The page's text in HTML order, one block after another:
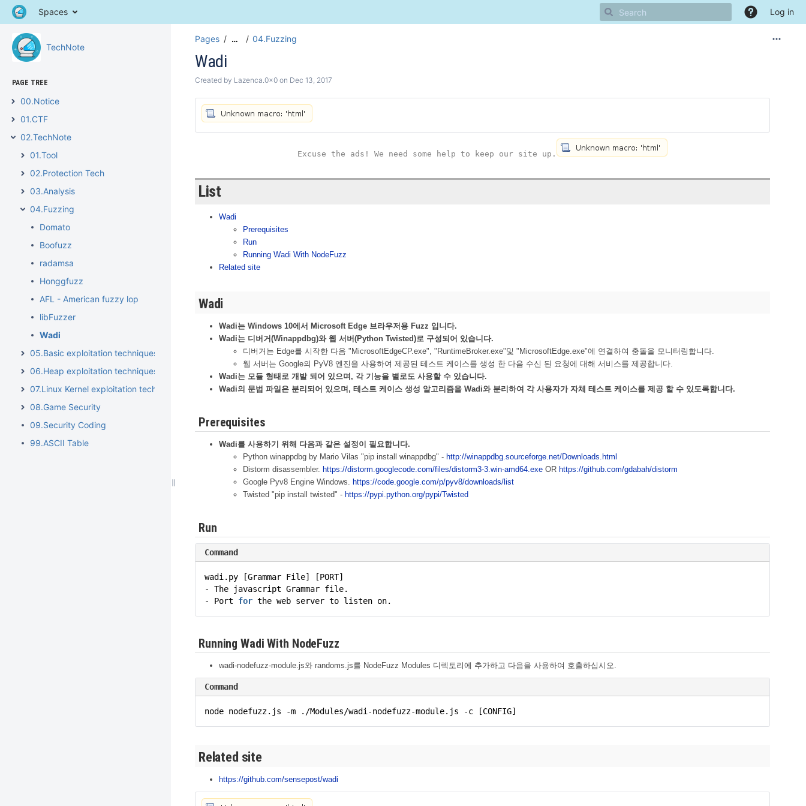
Spaces Log in
TechNote
PAGE TREE
00.Notice
01.CTF
02.TechNote
01.Tool
02.Protection Tech
03.Analysis
04.Fuzzing
Domato
Boofuzz
radamsa
Honggfuzz
AFL - American fuzzy lop
libFuzzer
Wadi
05.Basic exploitation techniques
06.Heap exploitation techniques
07.Linux Kernel exploitation techniques
08.Game Security
09.Security Coding
99.ASCII Table
Pages … 04.Fuzzing
Wadi
Created by Lazenca.0x0 on Dec 13, 2017
Excuse the ads! We need some help to keep our site up.
List
Wadi
Prerequisites
Run
Running Wadi With NodeFuzz
Related site
Wadi
Wadi는 Windows 10에서 Microsoft Edge 브라우저용 Fuzz 입니다.
Wadi는 디버거(Winappdbg)와 웹 서버(Python Twisted)로 구성되어 있습니다.
디버거는 Edge를 시작한 다음 "MicrosoftEdgeCP.exe", "RuntimeBroker.exe"및 "MicrosoftEdge.exe"에 연결하여 충돌을 모니터링합니다.
웹 서버는 Google의 PyV8 엔진을 사용하여 제공된 테스트 케이스를 생성 한 다음 수신 된 요청에 대해 서비스를 제공합니다.
Wadi는 모듈 형태로 개발 되어 있으며, 각 기능을 별로도 사용할 수 있습니다.
Wadi의 문법 파일은 분리되어 있으며, 테스트 케이스 생성 알고리즘을 Wadi와 분리하여 각 사용자가 자체 테스트 케이스를 제공 할 수 있도록합니다.
Prerequisites
Wadi를 사용하기 위해 다음과 같은 설정이 필요합니다.
Python winappdbg by Mario Vilas "pip install winappdbg" - http://winappdbg.sourceforge.net/Downloads.html
Distorm disassembler. https://distorm.googlecode.com/files/distorm3-3.win-amd64.exe OR https://github.com/gdabah/distorm
Google Pyv8 Engine Windows. https://code.google.com/p/pyv8/downloads/list
Twisted "pip install twisted" - https://pypi.python.org/pypi/Twisted
Run
Command
wadi.py [Grammar File] [PORT]
- The javascript Grammar file.
- Port for the web server to listen on.
Running Wadi With NodeFuzz
wadi-nodefuzz-module.js와 randoms.js를 NodeFuzz Modules 디렉토리에 추가하고 다음을 사용하여 호출하십시오.
Command
node nodefuzz.js -m ./Modules/wadi-nodefuzz-module.js -c [CONFIG]
Related site
https://github.com/sensepost/wadi